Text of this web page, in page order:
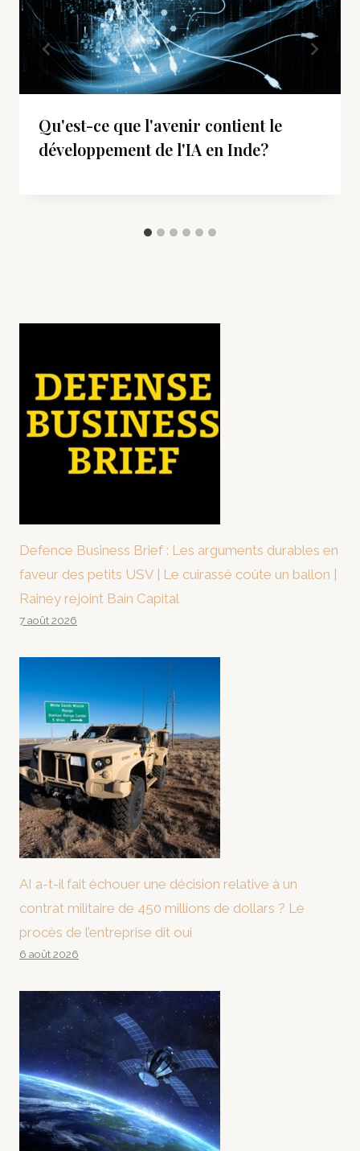
Qu'est-ce que l'avenir contient le
développement de l'IA en Inde?
Defence Business Brief : Les arguments durables en
faveur des petits USV | Le cuirassé coûte un ballon |
Rainey rejoint Bain Capital
7 août 2026
AI a-t-il fait échouer une décision relative à un
contrat militaire de 450 millions de dollars ? Le
procès de l’entreprise dit oui
6 août 2026